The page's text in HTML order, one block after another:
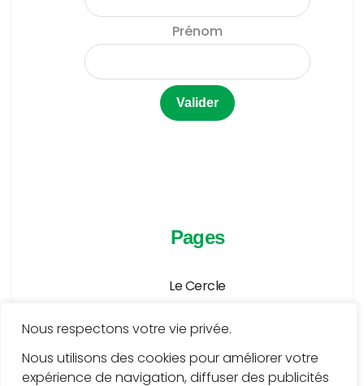
Nous respectons votre vie privée.
Nous utilisons des cookies pour améliorer votre
expérience de navigation, diffuser des publicités
Prénom
Pages
Le Cercle
Publications
Médiathèque